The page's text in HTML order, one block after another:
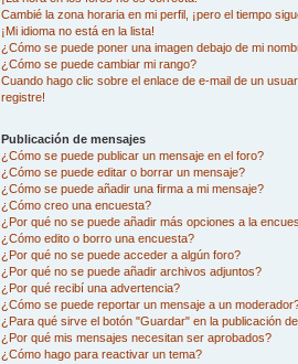
Cambié la zona horaria en mi perfil, ¡pero el tiempo
¡Mi idioma no está en la lista!
¿Cómo se puede poner una imagen debajo de mi
¿Cómo se puede cambiar mi rango?
Cuando hago clic sobre el enlace de e-mail de un
registre!
Publicación de mensajes
¿Cómo se puede publicar un mensaje en el foro?
¿Cómo se puede editar o borrar un mensaje?
¿Cómo se puede añadir una firma a mi mensaje?
¿Cómo creo una encuesta?
¿Por qué no se puede añadir más opciones a la
¿Cómo edito o borro una encuesta?
¿Por qué no se puede acceder a algún foro?
¿Por qué no se puede añadir archivos adjuntos?
¿Por qué recibí una advertencia?
¿Cómo se puede reportar un mensaje a un
¿Para qué sirve el botón "Guardar" en la publicación
¿Por qué mis mensajes necesitan ser aprobados?
¿Cómo hago para reactivar un tema?